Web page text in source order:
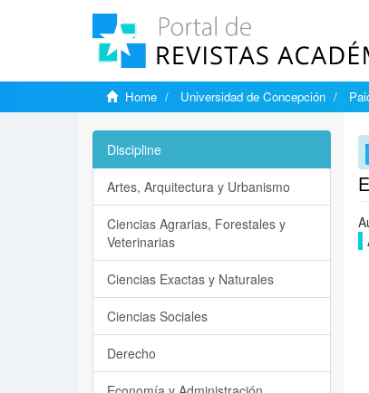
Home Universidad de Concepción
Discipline
Artes, Arquitectura y Urbanismo
Ciencias Agrarias, Forestales y
Veterinarias
Ciencias Exactas y Naturales
Ciencias Sociales
Derecho